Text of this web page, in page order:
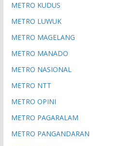
METRO KUDUS
METRO LUWUK
METRO MAGELANG
METRO MANADO
METRO NASIONAL
METRO NTT
METRO OPINI
METRO PAGARALAM
METRO PANGANDARAN